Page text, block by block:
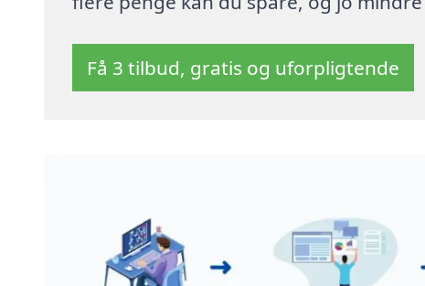
Få 3 tilbud, gratis og uforpligtende